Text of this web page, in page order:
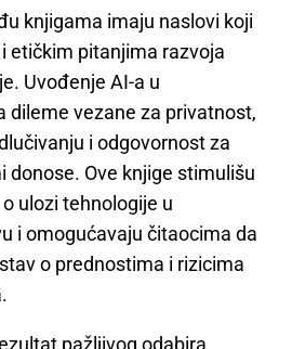
knjigama imaju naslovi koji
etičkim pitanjima razvoja
Uvođenje AI-a u
dileme vezane za privatnost,
i odgovornost za
donose. Ove knjige stimulišu
ulozi tehnologije u
i omogućavaju čitaocima da
o prednostima i rizicima
pažljivog odabira